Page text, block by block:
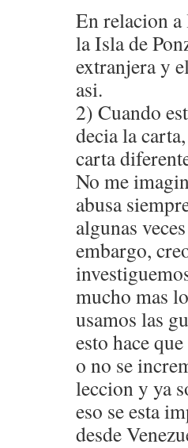
En relacion
la Isla de
extranjera y
asi.
2) Cuando
decia la
carta
No me
abusa
algunas
embargo,
mucho mas
usamos las
esto hace
o no se
leccion y ya
eso se esta
desde